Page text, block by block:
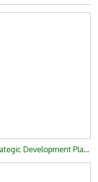
Provincial Agricultural Sector Strategic Development Plan of Pursat,2019-2023​